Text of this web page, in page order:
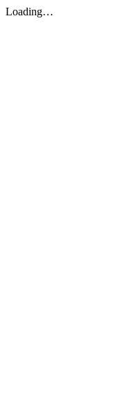
Loading…